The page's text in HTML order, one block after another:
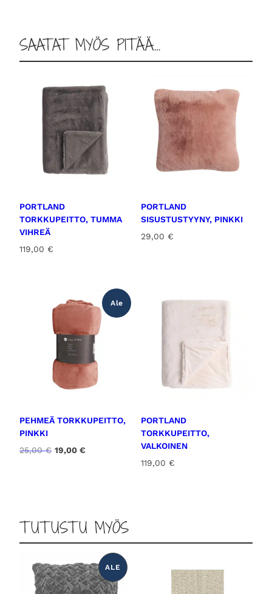
ä
SAATAT MYÖS PITÄÄ…
PORTLAND
TORKKUPEITTO, TUMMA
VIHREÄ
119,00 €
PORTLAND
SISUSTUSTYYNY, PINKKI
29,00 €
Ale
PEHMEÄ TORKKUPEITTO,
PINKKI
25,00€ A
r
ä
i
e
n
19,00 €N
e
n
h
n
t
PORTLAND
TORKKUPEITTO,
VALKOINEN
119,00 €
TUTUSTU MYÖS
ALE
T
O
T